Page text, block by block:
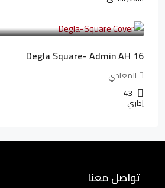
3,010,000LE
Degla Square- Admin AH 16
المعادي
43
إداري
تواصل معنا